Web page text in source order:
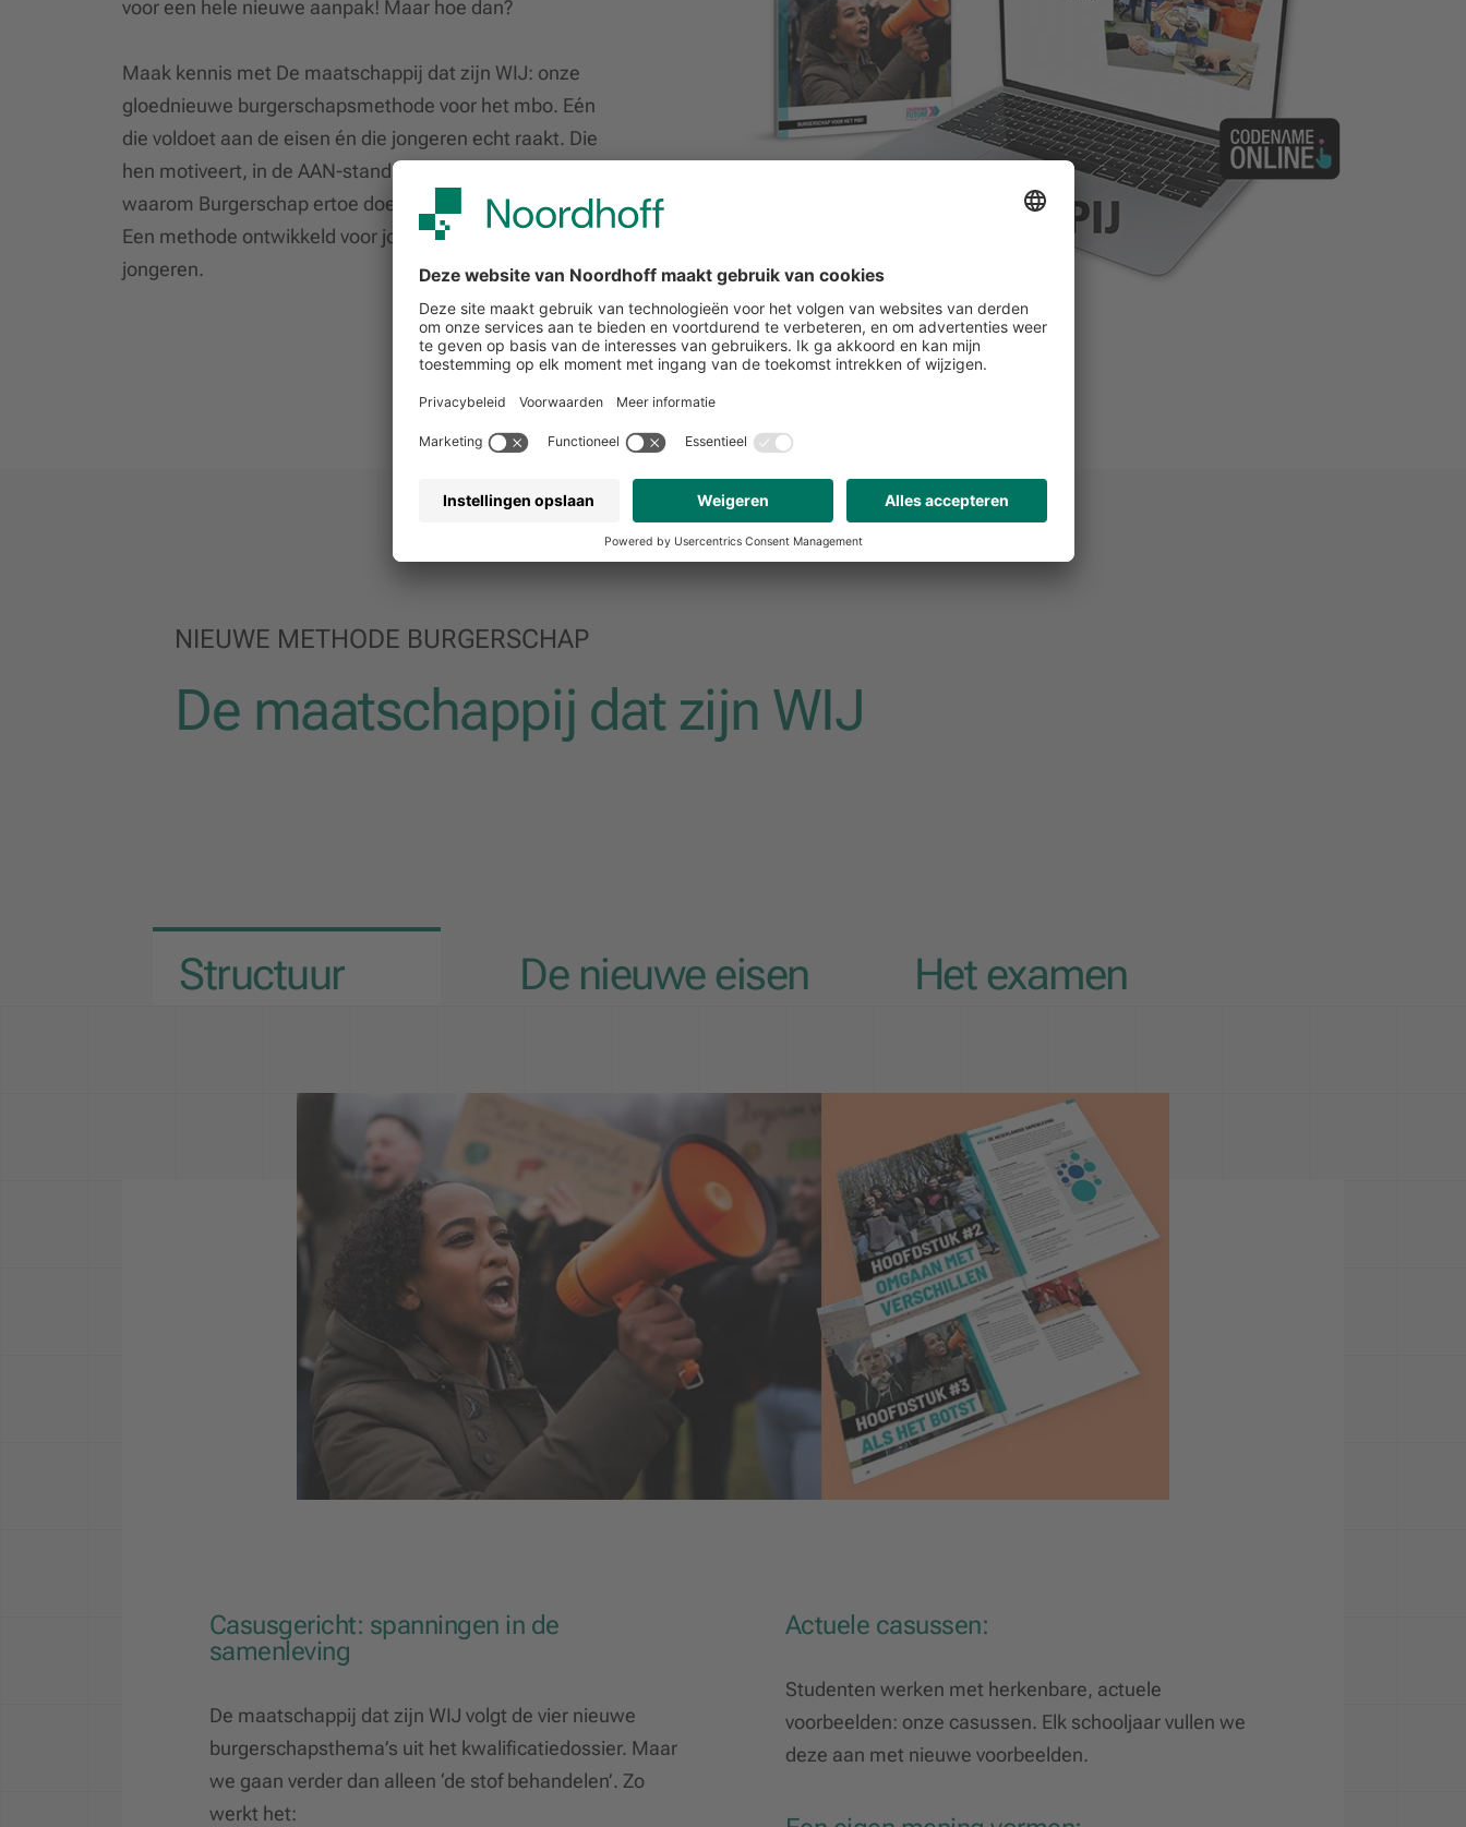
voor een hele nieuwe aanpak! Maar hoe dan?
Maak kennis met De maatschappij dat zijn WIJ: onze
gloednieuwe burgerschapsmethode voor het mbo. Eén
die voldoet aan de eisen én die jongeren echt raakt. Die
hen motiveert, in de AAN-stand zet en laat ervaren
waarom Burgerschap ertoe doet en wat je eraan hebt.
Een methode ontwikkeld voor jongeren en mét
jongeren.
NIEUWE METHODE BURGERSCHAP
De maatschappij dat zijn WIJ
Structuur De nieuwe eisen Het examen
Casusgericht: spanningen in de
samenleving
De maatschappij dat zijn WIJ volgt de vier nieuwe
burgerschapsthema’s uit het kwalificatiedossier. Maar
we gaan verder dan alleen ‘de stof behandelen’. Zo
werkt het:
Actuele casussen:
Studenten werken met herkenbare, actuele
voorbeelden: onze casussen. Elk schooljaar vullen we
deze aan met nieuwe voorbeelden.